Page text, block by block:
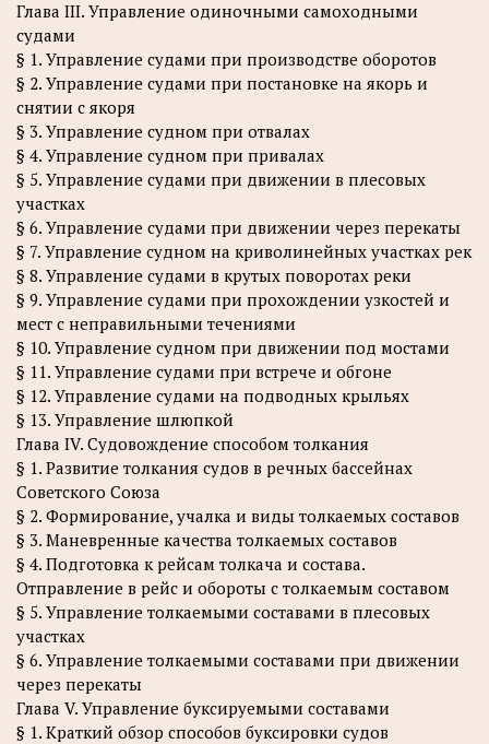
Глава III. Управление одиночными самоходными
судами
§ 1. Управление судами при производстве оборотов
§ 2. Управление судами при постановке на якорь и
снятии с якоря
§ 3. Управление судном при отвалах
§ 4. Управление судном при привалах
§ 5. Управление судами при движении в плесовых
участках
§ 6. Управление судами при движении через перекаты
§ 7. Управление судном на криволинейных участках рек
§ 8. Управление судами в крутых поворотах реки
§ 9. Управление судами при прохождении узкостей и
мест с неправильными течениями
§ 10. Управление судном при движении под мостами
§ 11. Управление судами при встрече и обгоне
§ 12. Управление судами на подводных крыльях
§ 13. Управление шлюпкой
Глава IV. Судовождение способом толкания
§ 1. Развитие толкания судов в речных бассейнах
Советского Союза
§ 2. Формирование, учалка и виды толкаемых составов
§ 3. Маневренные качества толкаемых составов
§ 4. Подготовка к рейсам толкача и состава.
Отправление в рейс и обороты с толкаемым составом
§ 5. Управление толкаемыми составами в плесовых
участках
§ 6. Управление толкаемыми составами при движении
через перекаты
Глава V. Управление буксируемыми составами
§ 1. Краткий обзор способов буксировки судов